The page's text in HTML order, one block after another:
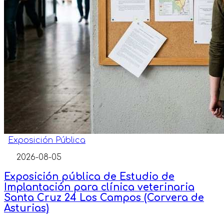
Exposición Pública
2026-08-05
Exposición pública de Estudio de
Implantación para clínica veterinaria
Santa Cruz 24 Los Campos (Corvera de
Asturias)